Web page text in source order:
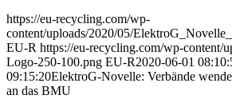
https://eu-recycling.com/wp-
content/uploads/2020/05/
EU-R https://eu-recycling.com/wp-content/
Logo-250-100.png EU-R2020-06-01
09:15:20ElektroG-Novelle: Verbände
an das BMU